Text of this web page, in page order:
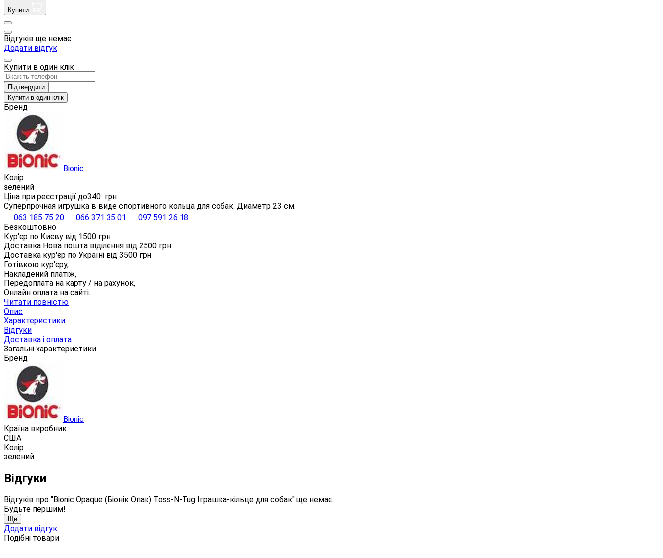
Купити
Відгуків ще немає
Додати відгук
Купити в один клік
Підтвердити
Купити в один клік
Бренд
Bionic
Колір
зелений
Ціна при реєстрації до340 грн
Суперпрочная игрушка в виде спортивного кольца для собак. Диаметр 23 см.
063 185 75 20
066 371 35 01
097 591 26 18
Безкоштовно
Кур'єр по Києву від 1500 грн
Доставка Нова пошта віділення від 2500 грн
Доставка кур'єр по Україні від 3500 грн
Готівкою кур'єру,
Накладений платіж,
Передоплата на карту / на рахунок,
Онлайн оплата на сайті.
Читати повністю
Опис
Характеристики
Відгуки
Доставка і оплата
Загальні характеристики
Бренд
Bionic
Країна виробник
США
Колір
зелений
Відгуки
Відгуків про "Bionic Opaque (Біонік Опак) Toss-N-Tug Іграшка-кільце для собак" ще немає.
Будьте першим!
Ще
Додати відгук
Подібні товари